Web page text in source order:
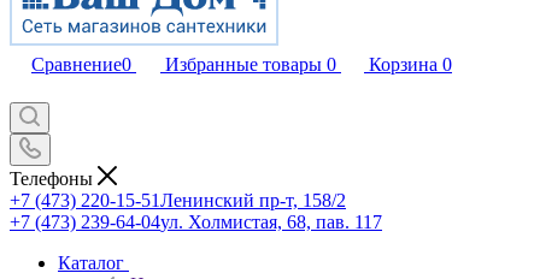
Сравнение0 Избранные товары 0 Корзина 0
Телефоны
+7 (473) 220-15-51Ленинский пр-т, 158/2
+7 (473) 239-64-04ул. Холмистая, 68, пав. 117
Каталог